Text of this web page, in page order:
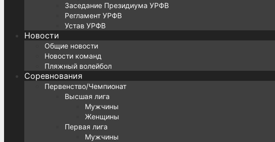
Заседание Президиума УРФВ
Регламент УРФВ
Устав УРФВ
Новости
Общие новости
Новости команд
Пляжный волейбол
Соревнования
Первенство/Чемпионат
Высшая лига
Мужчины
Женщины
Первая лига
Мужчины